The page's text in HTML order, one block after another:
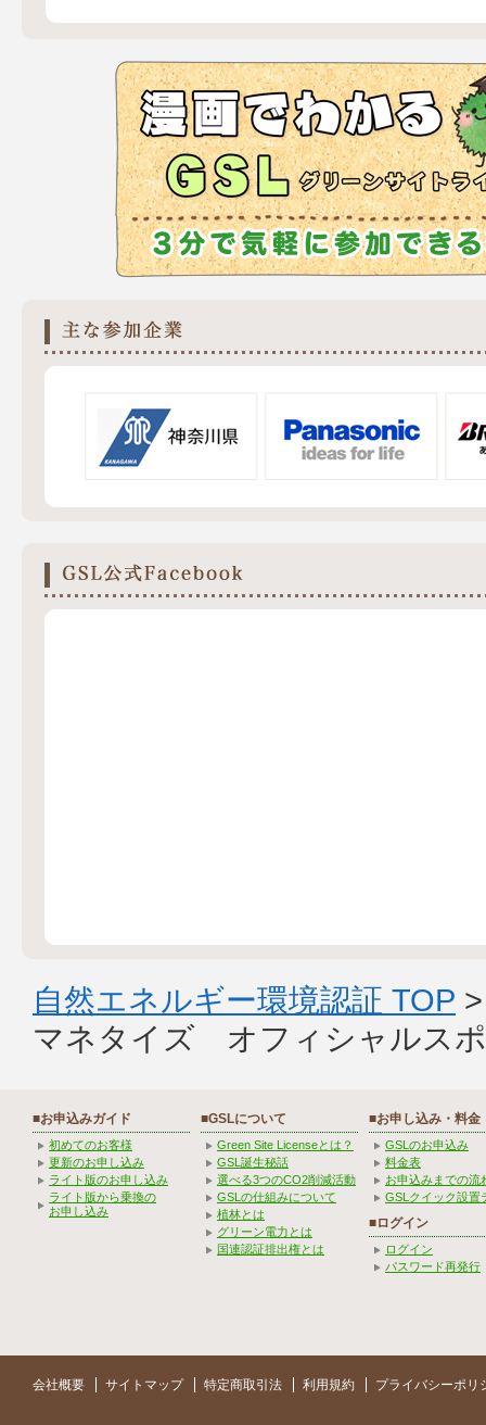
自然エネルギー環境認証 TOP
マネタイズ オフィシャルス
■お申込みガイド
初めてのお客様
更新のお申し込み
ライト版のお申し込み
ライト版から乗換の
お申し込み
■GSLについて
Green Site Licenseとは？
GSL誕生秘話
選べる3つのCO2削減活動
GSLの仕組みについて
植林とは
グリーン電力とは
国連認証排出権とは
■お申し込み・料金
GSLのお申込み
料金表
お申込みまでの流
GSLクイック設置
■ログイン
ログイン
パスワード再発行
会社概要 サイトマップ 特定商取引法 利用規約 プライバシーポリ